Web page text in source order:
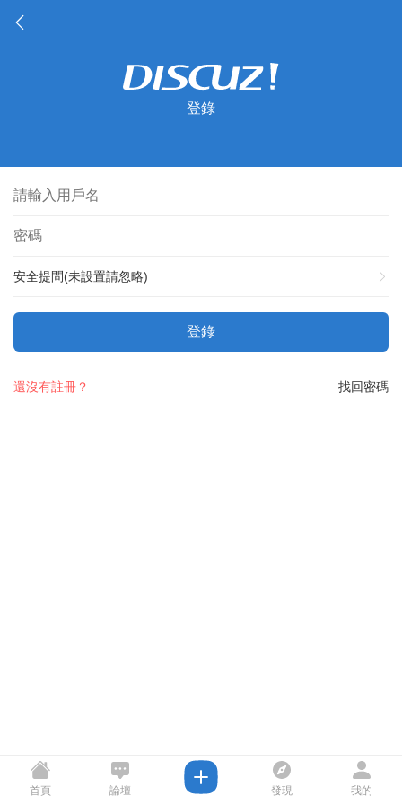
登錄
安全提問(未設置請忽略)
登錄
找回密碼
還沒有註冊？
首頁 論壇 發現 我的